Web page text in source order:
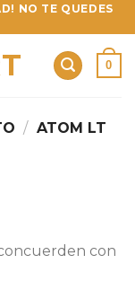
NO TE QUEDES
0
/ ATOM LT
con